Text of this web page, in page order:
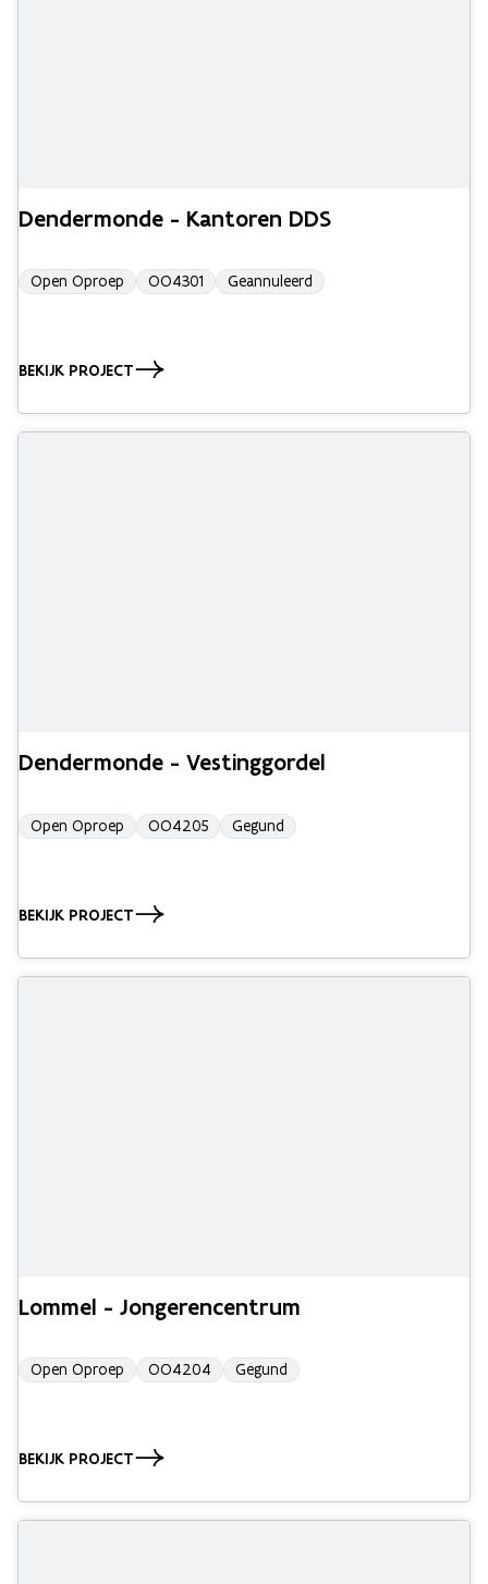
Dendermonde - Kantoren DDS
Open Oproep OO4301 Geannuleerd
BEKIJK PROJECT
Dendermonde - Vestinggordel
Open Oproep OO4205 Gegund
BEKIJK PROJECT
Lommel - Jongerencentrum
Open Oproep OO4204 Gegund
BEKIJK PROJECT